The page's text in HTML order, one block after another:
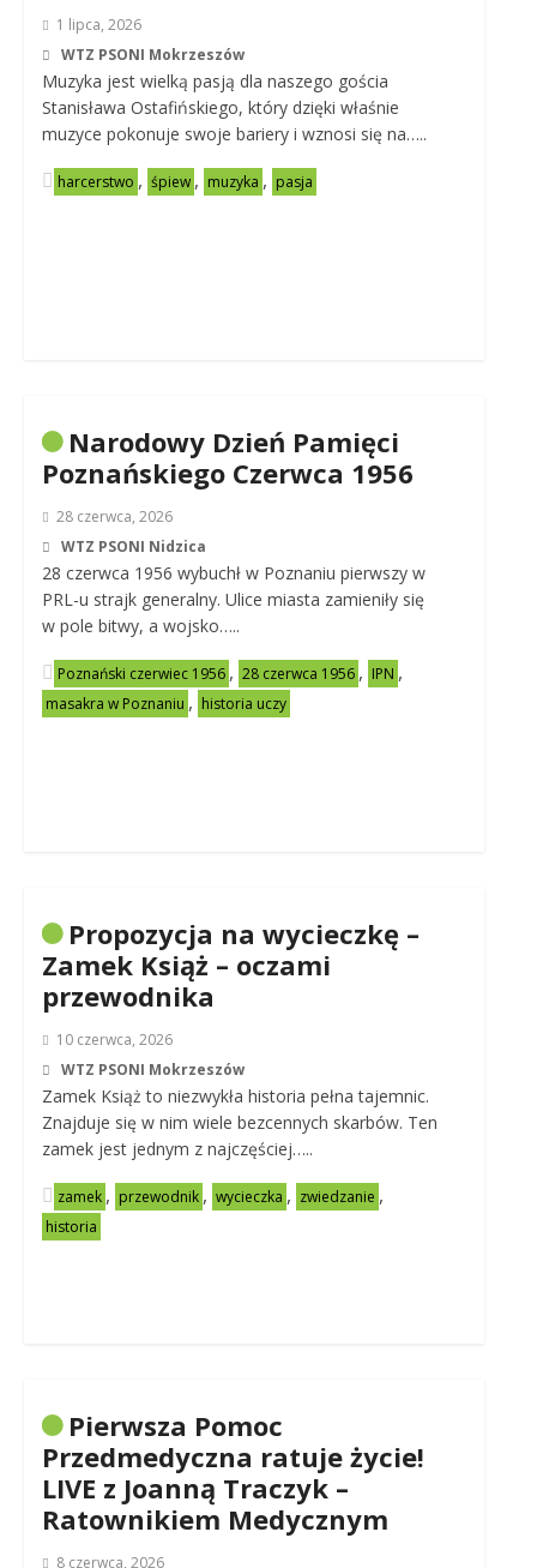
1 lipca, 2026
WTZ PSONI Mokrzeszów
Muzyka jest wielką pasją dla naszego gościa
Stanisława Ostafińskiego, który dzięki właśnie
muzyce pokonuje swoje bariery i wznosi się na…..
harcerstwo , śpiew , muzyka , pasja
Narodowy Dzień Pamięci
Poznańskiego Czerwca 1956
28 czerwca, 2026
WTZ PSONI Nidzica
28 czerwca 1956 wybuchł w Poznaniu pierwszy w
PRL-u strajk generalny. Ulice miasta zamieniły się
w pole bitwy, a wojsko…..
Poznański czerwiec 1956 , 28 czerwca 1956 , IPN ,
masakra w Poznaniu , historia uczy
Propozycja na wycieczkę –
Zamek Książ – oczami
przewodnika
10 czerwca, 2026
WTZ PSONI Mokrzeszów
Zamek Książ to niezwykła historia pełna tajemnic.
Znajduje się w nim wiele bezcennych skarbów. Ten
zamek jest jednym z najczęściej…..
zamek , przewodnik , wycieczka , zwiedzanie ,
historia
Pierwsza Pomoc
Przedmedyczna ratuje życie!
LIVE z Joanną Traczyk –
Ratownikiem Medycznym
8 czerwca, 2026